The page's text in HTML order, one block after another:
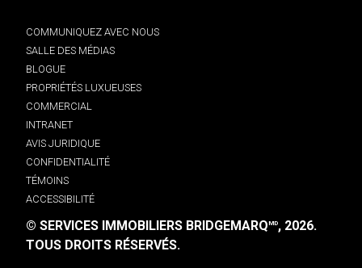
COMMUNIQUEZ AVEC NOUS
SALLE DES MÉDIAS
BLOGUE
PROPRIÉTÉS LUXUEUSES
COMMERCIAL
INTRANET
AVIS JURIDIQUE
CONFIDENTIALITÉ
TÉMOINS
ACCESSIBILITÉ
© SERVICES IMMOBILIERS BRIDGEMARQMD, 2026.
TOUS DROITS RÉSERVÉS.